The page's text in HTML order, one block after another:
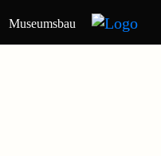
Museumsbau